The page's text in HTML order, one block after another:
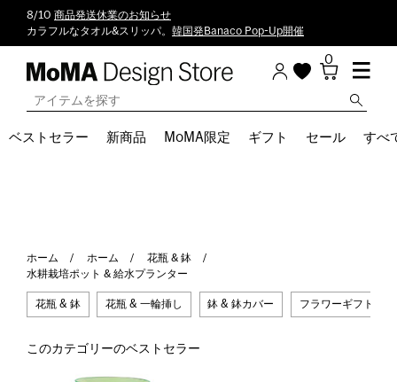
8/10 商品発送休業のお知らせ
カラフルなタオル&スリッパ。 韓国発Banaco Pop-Up開催
0
ベストセラー 新商品 MoMA限定 ギフト セール すべ
ホーム ホーム
花瓶 & 鉢
水耕栽培ポット & 給水プランター
花瓶 & 鉢 花瓶 & 一輪挿し 鉢 & 鉢カバー フラワーギフトチケ
このカテゴリーのベストセラー